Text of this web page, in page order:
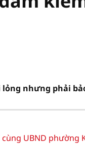
nhưng phải
UBND phường